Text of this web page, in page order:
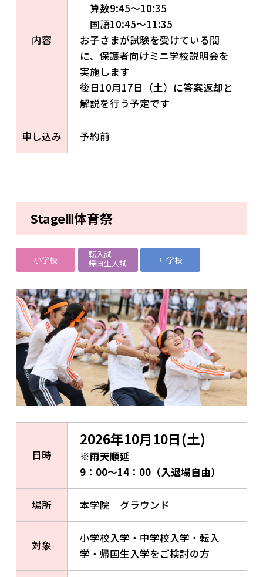
内容
算数9:45～10:35
国語10:45～11:35
お子さまが試験を受けている間
に、保護者向けミニ学校説明会を
実施します
後日10月17日（土）に答案返却と
解説を行う予定です
申し込み 予約前
StageⅢ体育祭
小学校
転入試
帰国生入試
中学校
日時
2026年10月10日(土)
※雨天順延
9：00～14：00（入退場自由）
場所 本学院 グラウンド
対象
小学校入学・中学校入学・転入
学・帰国生入学をご検討の方